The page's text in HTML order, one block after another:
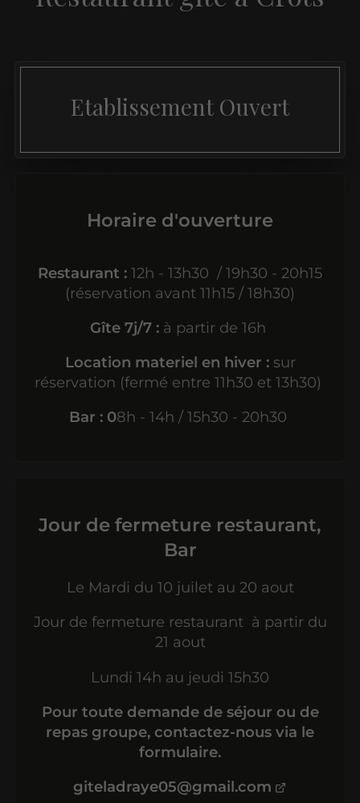
Etablissement Ouvert
Horaire d'ouverture
Restaurant : 12h - 13h30 / 19h30 - 20h15
(réservation avant 11h15 / 18h30)
Gîte 7j/7 : à partir de 16h
Location materiel en hiver : sur
réservation (fermé entre 11h30 et 13h30)
Bar : 08h - 14h / 15h30 - 20h30
Jour de fermeture restaurant,
Bar
Le Mardi du 10 juilet au 20 aout
Jour de fermeture restaurant à partir du
21 aout
Lundi 14h au jeudi 15h30
Pour toute demande de séjour ou de
repas groupe, contactez-nous via le
formulaire.
giteladraye05@gmail.com